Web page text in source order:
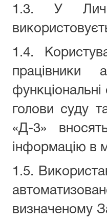
1.3. У
1.4.
працівники
голови суду
«Д-3»
інформацію в
1.5.
визначеному